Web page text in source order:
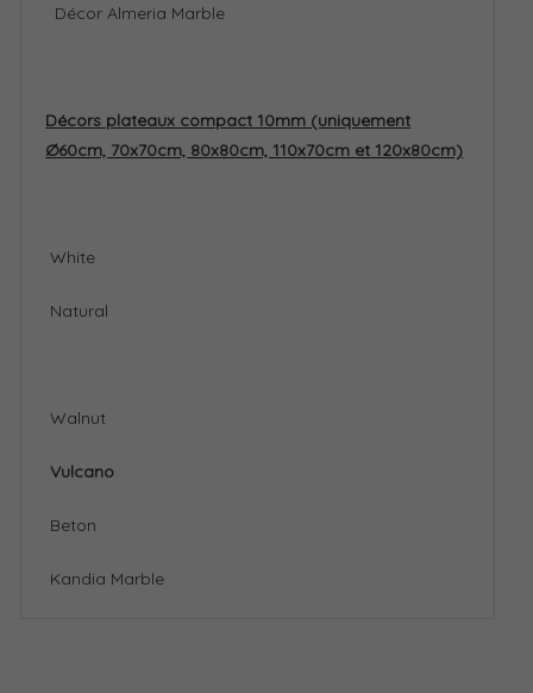
Décor Almeria Marble
Décors plateaux compact 10mm (uniquement
Ø60cm, 70x70cm, 80x80cm, 110x70cm et 120x80cm)
White
Natural
Walnut
Vulcano
Beton
Kandia Marble